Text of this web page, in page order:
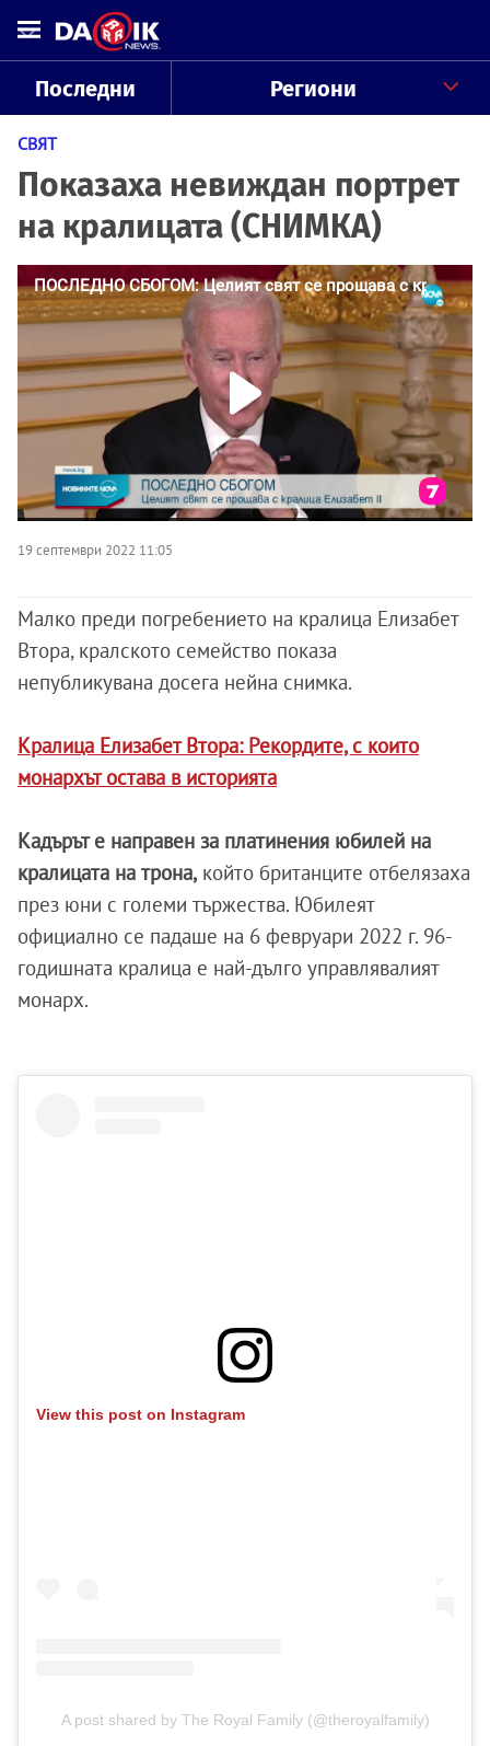
Последни Региони
СВЯТ
Показаха невиждан портрет
на кралицата (СНИМКА)
19 септември 2022 11:05
Малко преди погребението на кралица Елизабет
Втора, кралското семейство показа
непубликувана досега нейна снимка.
Кралица Елизабет Втора: Рекордите, с които
монархът остава в историята
Кадърът е направен за платинения юбилей на
кралицата на трона, който британците отбелязаха
през юни с големи тържества. Юбилеят
официално се падаше на 6 февруари 2022 г. 96-
годишната кралица е най-дълго управлявалият
монарх.
View this post on Instagram
A post shared by The Royal Family (@theroyalfamily)